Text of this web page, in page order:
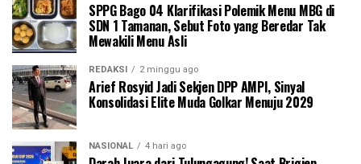
SPPG Bago 04 Klarifikasi Polemik Menu MBG di
SDN 1 Tamanan, Sebut Foto yang Beredar Tak
Mewakili Menu Asli
REDAKSI 2 minggu ago
Arief Rosyid Jadi Sekjen DPP AMPI, Sinyal
Konsolidasi Elite Muda Golkar Menuju 2029
NASIONAL 4 hari ago